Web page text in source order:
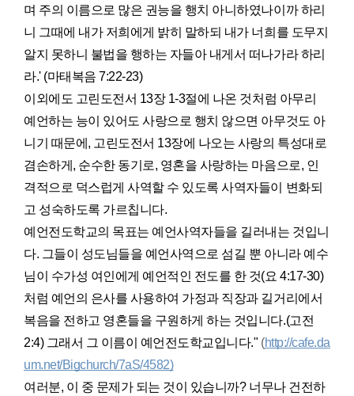
며 주의 이름으로 많은 권능을 행치 아니하였나이까 하리
니 그때에 내가 저희에게 밝히 말하되 내가 너희를 도무지
알지 못하니 불법을 행하는 자들아 내게서 떠나가라 하리
라.' (마태복음 7:22-23)
이외에도 고린도전서 13장 1-3절에 나온 것처럼 아무리
예언하는 능이 있어도 사랑으로 행치 않으면 아무것도 아
니기 때문에, 고린도전서 13장에 나오는 사랑의 특성대로
겸손하게, 순수한 동기로, 영혼을 사랑하는 마음으로, 인
격적으로 덕스럽게 사역할 수 있도록 사역자들이 변화되
고 성숙하도록 가르칩니다.
예언전도학교의 목표는 예언사역자들을 길러내는 것입니
다. 그들이 성도님들을 예언사역으로 섬길 뿐 아니라 예수
님이 수가성 여인에게 예언적인 전도를 한 것(요 4:17-30)
처럼 예언의 은사를 사용하여 가정과 직장과 길거리에서
복음을 전하고 영혼들을 구원하게 하는 것입니다.(고전
2:4) 그래서 그 이름이 예언전도학교입니다." (http://cafe.da
um.net/Bigchurch/7aS/4582)
여러분, 이 중 문제가 되는 것이 있습니까? 너무나 건전하